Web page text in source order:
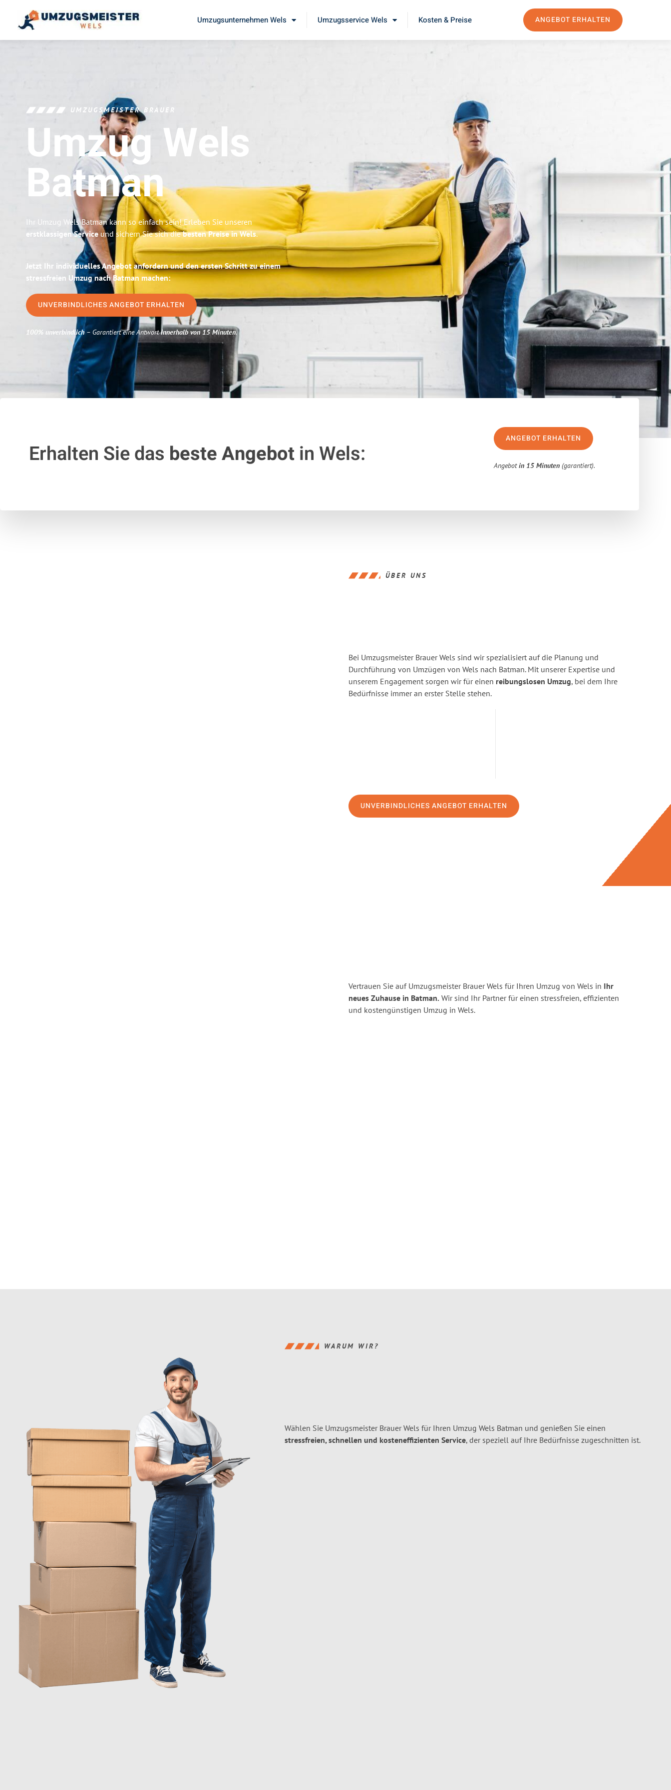
Umzugsunternehmen Wels Umzugsservice Wels Kosten & Preise ANGEBOT ERHALTEN
UMZUGSMEISTER BRAUER
Umzug Wels
Batman
Ihr Umzug Wels Batman kann so einfach sein! Erleben Sie unseren
erstklassigen Service und sichern Sie sich diebesten Preise in Wels.
Jetzt Ihr individuelles Angebot anfordern und den ersten Schritt zu einem
stressfreien Umzug nach Batman machen:
UNVERBINDLICHES ANGEBOT ERHALTEN
100% unverbindlich– Garantiert eine Antwortinnerhalb von 15 Minuten.
Erhalten Sie das beste Angebotin Wels:
ANGEBOT ERHALTEN
Angebotin 15 Minuten (garantiert).
ÜBER UNS
Bei Umzugsmeister Brauer Wels sind wir spezialisiert auf die Planung und
Durchführung von Umzügen von Wels nach Batman. Mit unserer Expertise und
unserem Engagement sorgen wir für einen reibungslosen Umzug, bei dem Ihre
Bedürfnisse immer an erster Stelle stehen.
UNVERBINDLICHES ANGEBOT ERHALTEN
Vertrauen Sie auf Umzugsmeister Brauer Wels für Ihren Umzug von Wels in Ihr
neues Zuhause in Batman. Wir sind Ihr Partner für einen stressfreien, effizienten
und kostengünstigen Umzug in Wels.
WARUM WIR?
Wählen Sie Umzugsmeister Brauer Wels für Ihren Umzug Wels Batman und genießen Sie einen
stressfreien, schnellen und kosteneffizienten Service, der speziell auf Ihre Bedürfnisse zugeschnitten ist.